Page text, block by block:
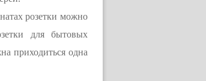
розетки можно
для бытовых
приходиться одна